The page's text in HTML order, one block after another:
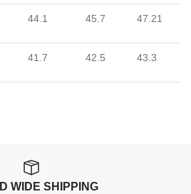
44.1 45.7 47.21
41.7 42.5 43.3
WIDE SHIPPING